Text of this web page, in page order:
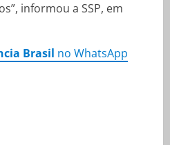
informou a SSP, em
Brasil no WhatsApp